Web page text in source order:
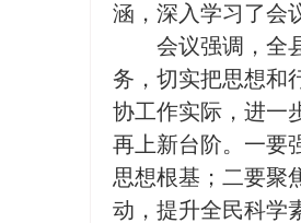
涵，深入学习了会
会议强调，全
务，切实把思想和
协工作实际，进一
再上新台阶。一要
思想根基；二要聚
动，提升全民科学